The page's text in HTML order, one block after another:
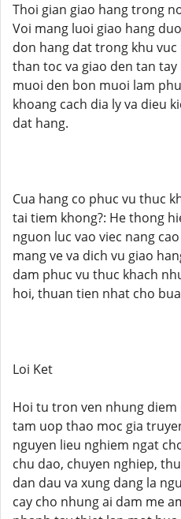
Thoi gian giao hang trong
Voi mang luoi giao hang
don hang dat trong khu
than toc va giao den tan
muoi den bon muoi lam
khoang cach dia ly va dieu
dat hang.
Cua hang co phuc vu thuc
tai tiem khong?: He thong
nguon luc vao viec nang
mang ve va dich vu giao
dam phuc vu thuc khach
hoi, thuan tien nhat cho
Loi Ket
Hoi tu tron ven nhung
tam uop thao moc gia
nguyen lieu nghiem ngat
chu dao, chuyen nghiep,
dan dau va xung dang la
cay cho nhung ai dam me